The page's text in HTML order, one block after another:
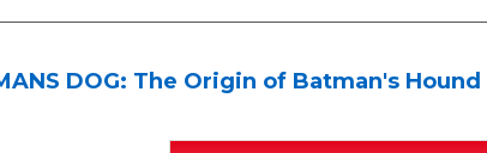
DOG: The Origin of Batman's Hound